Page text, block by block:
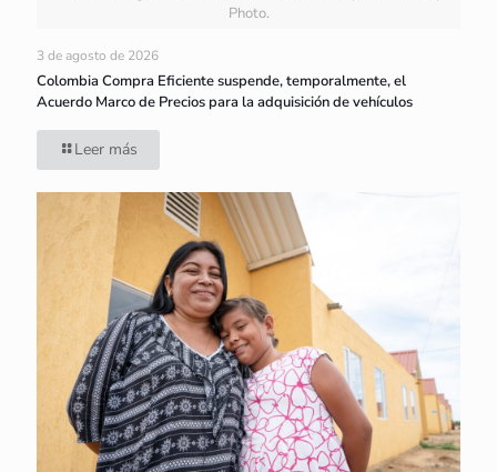
Photo.
3 de agosto de 2026
Colombia Compra Eficiente suspende, temporalmente, el
Acuerdo Marco de Precios para la adquisición de vehículos
Leer más